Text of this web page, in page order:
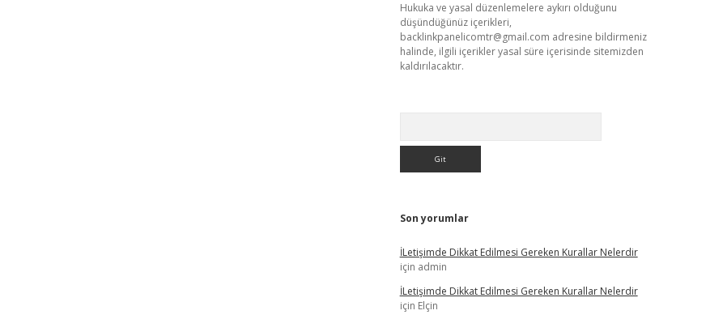
Hukuka ve yasal düzenlemelere aykırı olduğunu
düşündüğünüz içerikleri,
backlinkpanelicomtr@gmail.com adresine bildirmeniz
halinde, ilgili içerikler yasal süre içerisinde sitemizden
kaldırılacaktır.
Son yorumlar
İLetişimde Dikkat Edilmesi Gereken Kurallar Nelerdir
için admin
İLetişimde Dikkat Edilmesi Gereken Kurallar Nelerdir
için Elçin